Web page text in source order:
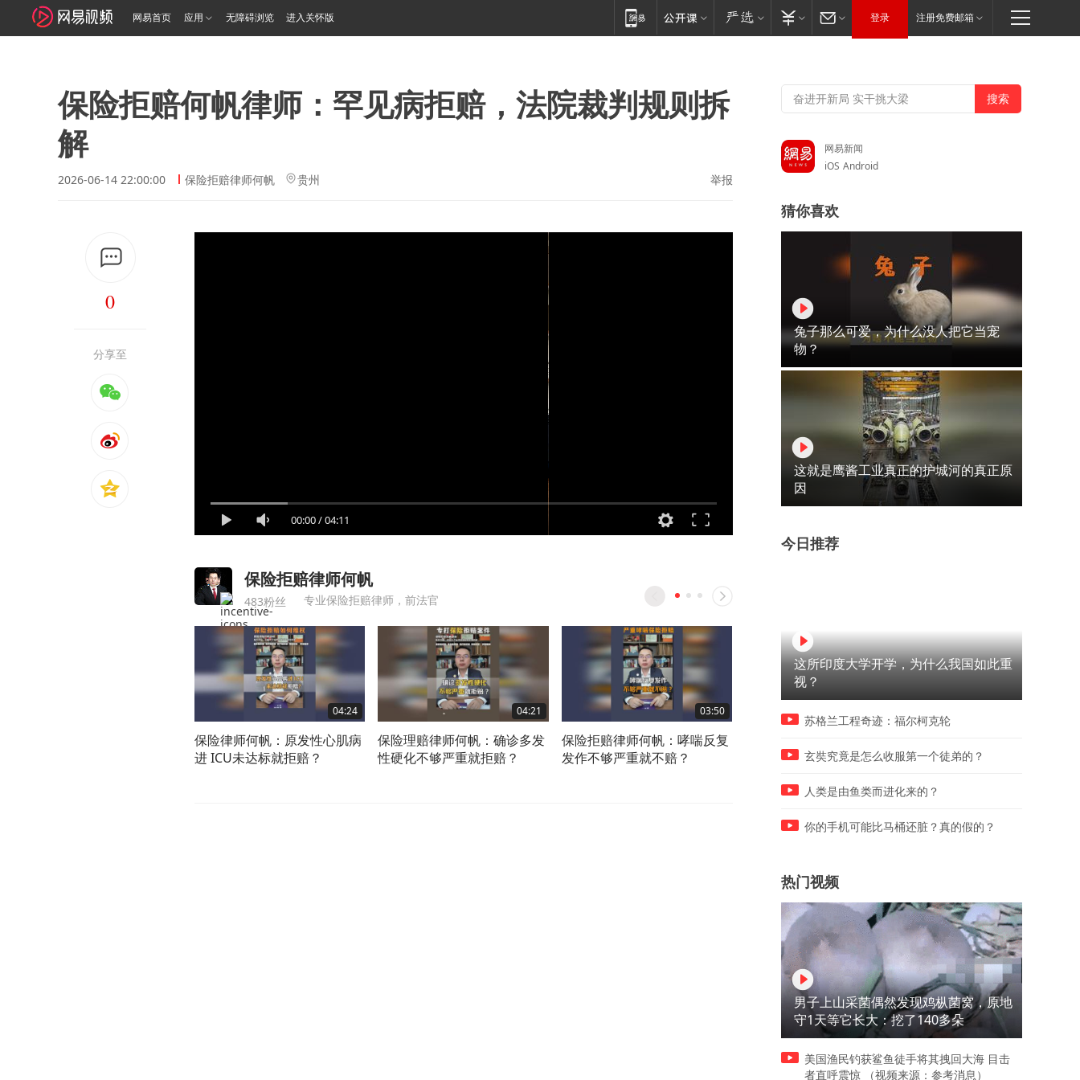
网易首页 应用 无障碍浏览 进入关怀版 登录 注册免费邮箱
保险拒赔何帆律师：罕见病拒赔，法院裁判规则拆
解
2026-06-14 22:00:00 保险拒赔律师何帆 贵州 举报
0
分享至
00:00/04:11
保险拒赔律师何帆
483粉丝 专业保险拒赔律师，前法官
04:24
保险律师何帆：原发性心肌病
进 ICU未达标就拒赔？
04:21
保险理赔律师何帆：确诊多发
性硬化不够严重就拒赔？
03:50
保险拒赔律师何帆：哮喘反复
发作不够严重就不赔？
不算重疾不赔？
HIV重疾险竟拒赔？
网易新闻
iOS Android
猜你喜欢
兔子那么可爱，为什么没人把它当宠
物？
这就是鹰酱工业真正的护城河的真正原
因
今日推荐
这所印度大学开学，为什么我国如此重
视？
苏格兰工程奇迹：福尔柯克轮
玄奘究竟是怎么收服第一个徒弟的？
人类是由鱼类而进化来的？
你的手机可能比马桶还脏？真的假的？
热门视频
男子上山采菌偶然发现鸡枞菌窝，原地
守1天等它长大：挖了140多朵
美国渔民钓获鲨鱼徒手将其拽回大海 目击
者直呼震惊 （视频来源：参考消息）